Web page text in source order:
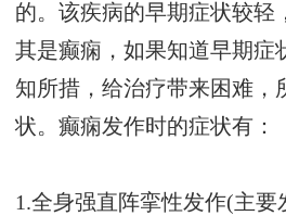
的。该疾病的早期症状较轻
其是癫痫，如果知道早期症
知所措，给治疗带来困难，
状。癫痫发作时的症状有：
1.全身强直阵挛性发作(主要